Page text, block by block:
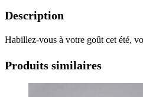
Description
Habillez-vous à votre goût cet été,
Produits similaires